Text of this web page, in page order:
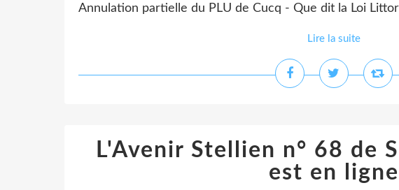
Annulation partielle du PLU de Cucq - Que dit la Loi
Lire la suite
L'Avenir Stellien n° 68 de
est en ligne